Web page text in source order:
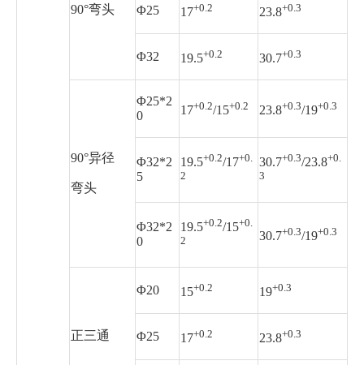
90°弯头 Φ25 17+0.2 23.8+0.3
Φ32 19.5+0.2 30.7+0.3
90°异径
弯头
Φ25*2
0
17+0.2/15+0.2 23.8+0.3/19+0.3
Φ32*2
5
19.5+0.2/17+0.
2
30.7+0.3/23.8+0.
3
Φ32*2
0
19.5+0.2/15+0.
2
30.7+0.3/19+0.3
正三通
Φ20 15+0.2 19+0.3
Φ25 17+0.2 23.8+0.3